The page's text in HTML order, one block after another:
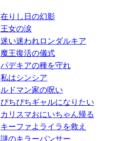
在りし日の幻影
王女の涙
迷い迷われロンダルキア
魔王復活の儀式
パデキアの種を守れ
私はシンシア
ルドマン家の呪い
ぴちぴちギャルになりたい
カリスマおにいちゃん帰る
キーファよライラを救え
謎のキラーパンサー